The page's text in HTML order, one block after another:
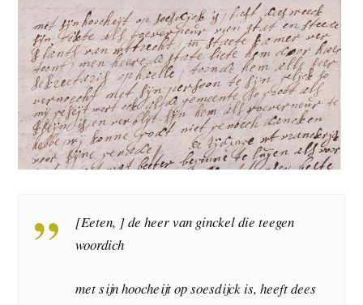
[Eeten, ] de heer van ginckel die teegen
woordich
met sijn hoocheijt op soesdijck is, heeft dees